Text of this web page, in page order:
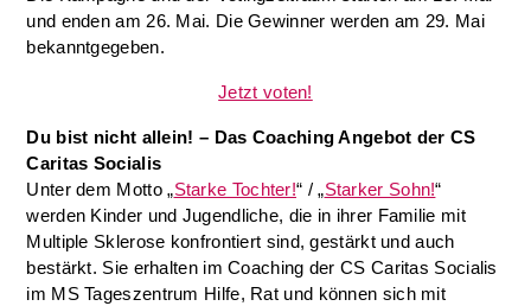
und enden am 26. Mai. Die Gewinner werden am 29. Mai
bekanntgegeben.
Jetzt voten!
Du bist nicht allein! – Das Coaching Angebot der CS
Caritas Socialis
Unter dem Motto „Starke Tochter!“ / „Starker Sohn!“
werden Kinder und Jugendliche, die in ihrer Familie mit
Multiple Sklerose konfrontiert sind, gestärkt und auch
bestärkt. Sie erhalten im Coaching der CS Caritas Socialis
im MS Tageszentrum Hilfe, Rat und können sich mit